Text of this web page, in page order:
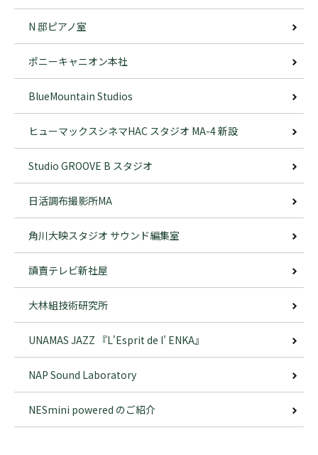
N 邸ピアノ室
ポニーキャニオン本社
BlueMountain Studios
ヒューマックスシネマHAC スタジオ MA-4 新設
Studio GROOVE B スタジオ
日活調布撮影所MA
角川大映スタジオ サウンド編集室
讀賣テレビ新社屋
大林組技術研究所
UNAMAS JAZZ 『L'Esprit de l' ENKA』
NAP Sound Laboratory
NESmini powered のご紹介